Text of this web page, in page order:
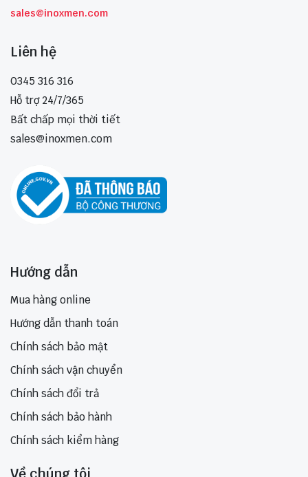
sales@inoxmen.com
Liên hệ
0345 316 316
Hỗ trợ 24/7/365
Bất chấp mọi thời tiết
sales@inoxmen.com
Hướng dẫn
Mua hàng online
Hướng dẫn thanh toán
Chính sách bảo mật
Chính sách vận chuyển
Chính sách đổi trả
Chính sách bảo hành
Chính sách kiểm hàng
Về chúng tôi